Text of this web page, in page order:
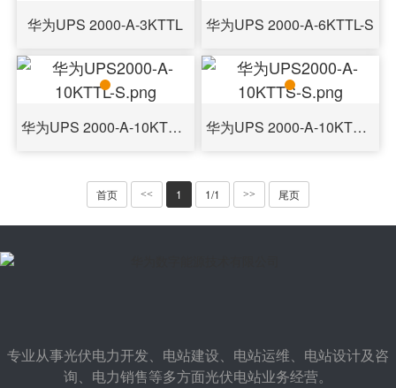
华为UPS 2000-A-3KTTL 华为UPS 2000-A-6KTTL-S
华为UPS 2000-A-10KTTS-S 华为UPS 2000-A-10KTTL-S
首页 << 1 1/1 >> 尾页
专业从事光伏电力开发、电站建设、电站运维、电站设计及咨
询、电力销售等多方面光伏电站业务经营。